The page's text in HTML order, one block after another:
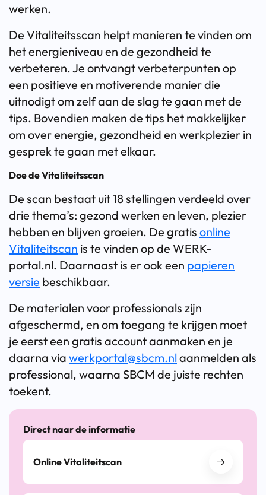
werken.
De Vitaliteitsscan helpt manieren te vinden om
het energieniveau en de gezondheid te
verbeteren. Je ontvangt verbeterpunten op
een positieve en motiverende manier die
uitnodigt om zelf aan de slag te gaan met de
tips. Bovendien maken de tips het makkelijker
om over energie, gezondheid en werkplezier in
gesprek te gaan met elkaar.
Doe de Vitaliteitsscan
De scan bestaat uit 18 stellingen verdeeld over
drie thema’s: gezond werken en leven, plezier
hebben en blijven groeien. De gratis online
Vitaliteitscan is te vinden op de WERK-
portal.nl. Daarnaast is er ook een papieren
versie beschikbaar.
De materialen voor professionals zijn
afgeschermd, en om toegang te krijgen moet
je eerst een gratis account aanmaken en je
daarna via werkportal@sbcm.nlaanmelden als
professional, waarna SBCM de juiste rechten
toekent.
Direct naar de informatie
Online Vitaliteitscan